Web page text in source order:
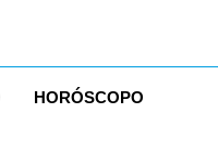
HORÓSCOPO